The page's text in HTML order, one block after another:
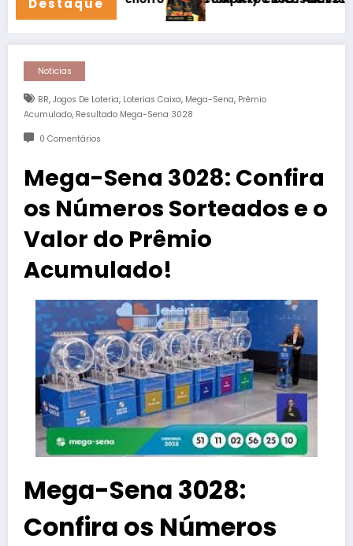
Destaque
Noticias
BR, Jogos De Loteria, Loterias Caixa, Mega-Sena, Prêmio
Acumulado, Resultado Mega-Sena 3028
0 Comentários
Mega-Sena 3028: Confira
os Números Sorteados e o
Valor do Prêmio
Acumulado!
Mega-Sena 3028:
Confira os Números